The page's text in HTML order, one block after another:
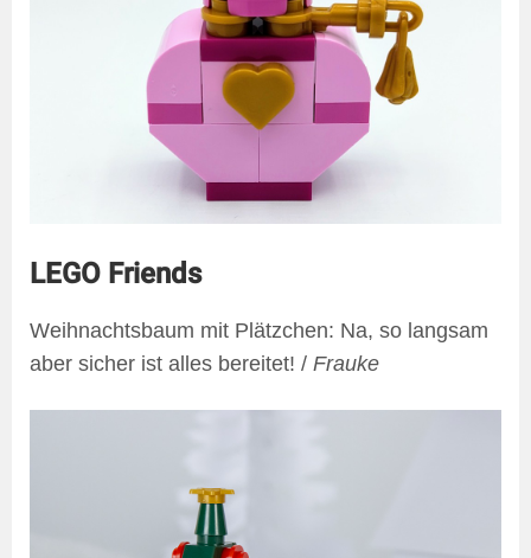
LEGO Friends
Weihnachtsbaum mit Plätzchen: Na, so langsam
aber sicher ist alles bereitet! / Frauke